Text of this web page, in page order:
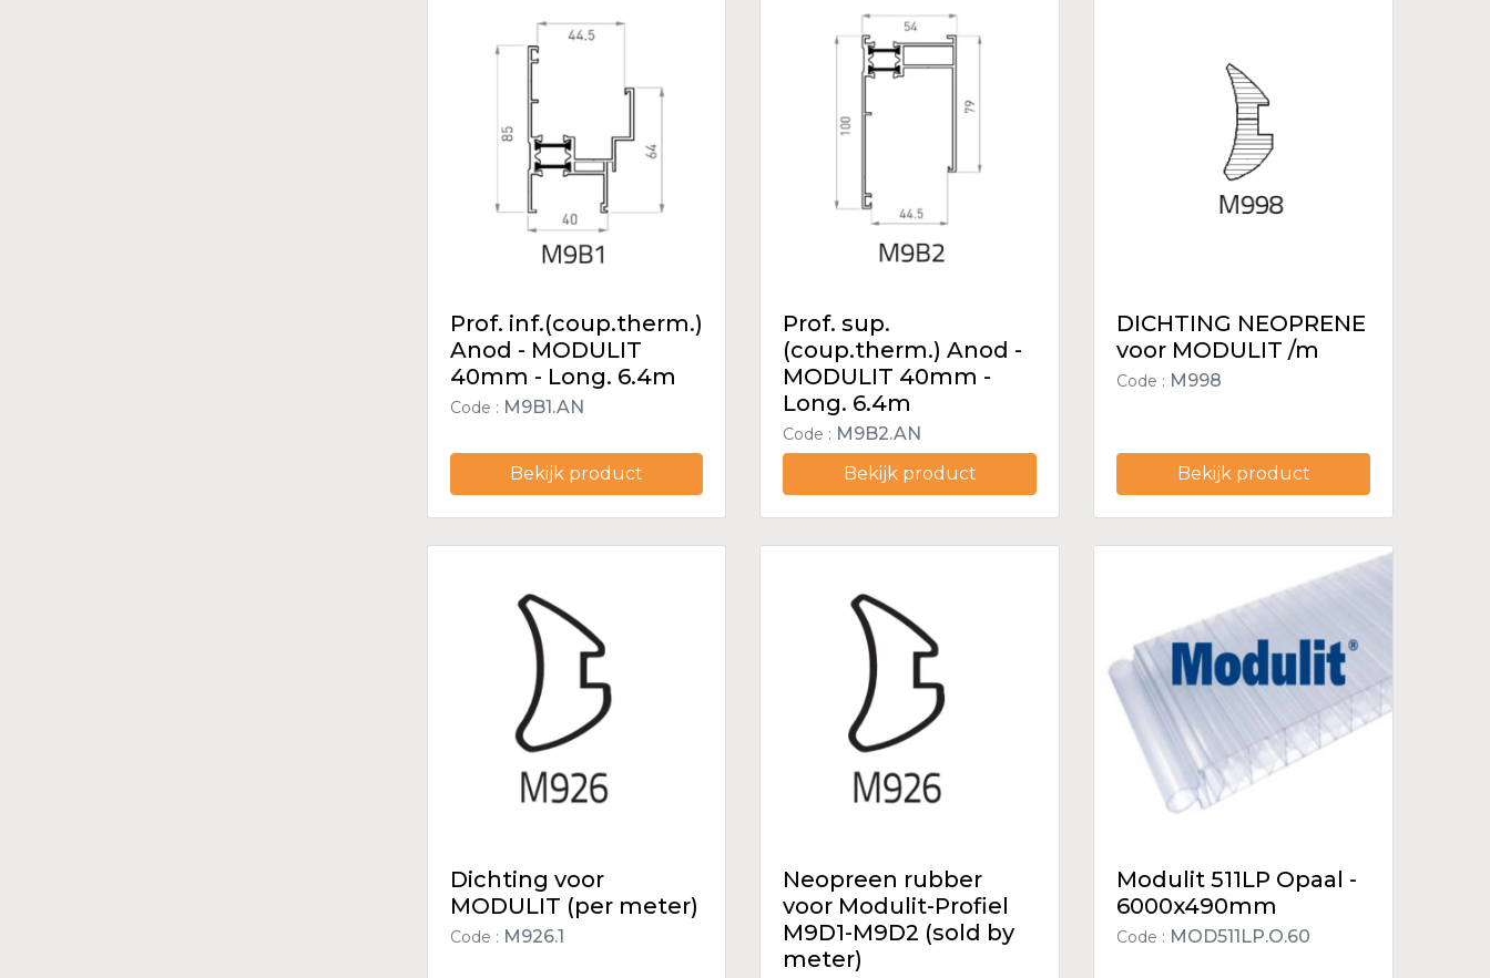
Prof. inf.(coup.therm.)
Anod - MODULIT
40mm - Long. 6.4m
Code : M9B1.AN
Bekijk product
Prof. sup.
(coup.therm.) Anod -
MODULIT 40mm -
Long. 6.4m
Code : M9B2.AN
Bekijk product
DICHTING NEOPRENE
voor MODULIT /m
Code : M998
Bekijk product
Dichting voor
MODULIT (per meter)
Code : M926.1
Neopreen rubber
voor Modulit-Profiel
M9D1-M9D2 (sold by
meter)
Modulit 511LP Opaal -
6000x490mm
Code : MOD511LP.O.60